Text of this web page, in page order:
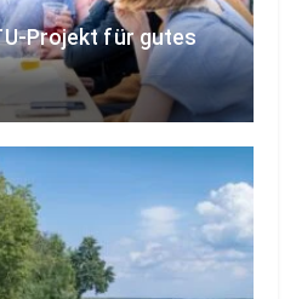
Projekt für gutes